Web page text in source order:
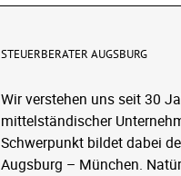
STEUERBERATER AUGSBURG
Wir verstehen uns seit 30
mittelständischer
Schwerpunkt bildet dabei
Augsburg – München.